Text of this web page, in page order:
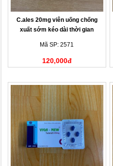
C.ales 20mg viên uống chống
xuất sớm kéo dài thời gian
Mã SP: 2571
120,000đ